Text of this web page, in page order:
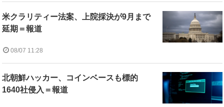
米クラリティー法案、上院採決が9月まで
延期＝報道
08/07 11:28
北朝鮮ハッカー、コインベースも標的
1640社侵入＝報道